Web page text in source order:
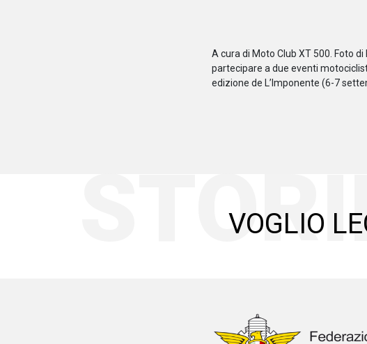
A cura di Moto Club XT 500. Foto
partecipare a due eventi
edizione de L’Imponente (6-7
VOGLIO